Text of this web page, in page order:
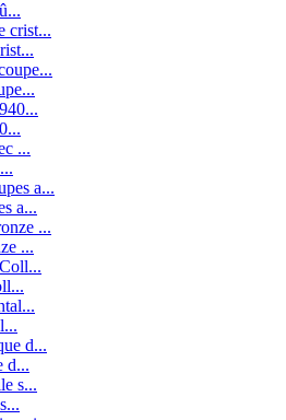
a...
...
d...